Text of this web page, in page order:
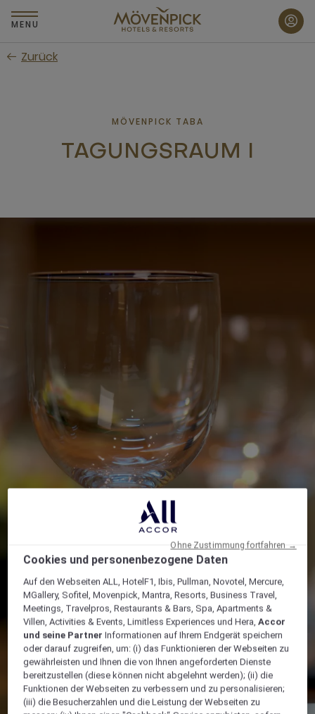
Zum
Hauptinhalt
MENU
Zurück
MÖVENPICK TABA
TAGUNGSRAUM I
Cookies und personenbezogene Daten
Auf den Webseiten ALL, HotelF1, Ibis, Pullman, Novotel, Mercure,
MGallery, Sofitel, Movenpick, Mantra, Resorts, Business Travel,
Meetings, Travelpros, Restaurants & Bars, Spa, Apartments &
Villen, Activities & Events, Limitless Experiences und Hera,Accor
und seine Partner Informationen auf Ihrem Endgerät speichern
oder darauf zugreifen, um: (i) das Funktionieren der Webseiten zu
gewährleisten und Ihnen die von Ihnen angeforderten Dienste
bereitzustellen (diese können nicht abgelehnt werden); (ii) die
Funktionen der Webseiten zu verbessern und zu personalisieren;
(iii) die Besucherzahlen und die Leistung der Webseiten zu
Ohne Zustimmung fortfahren →